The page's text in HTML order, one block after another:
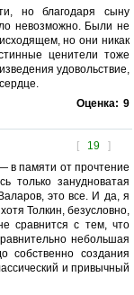
но благодаря сыну
невозможно. Были не
но они никак
ценители тоже
удовольствие,
Оценка: 9
[ 19 ]
в памяти от прочтение
только занудноватая
это все. И да, я
Толкин, безусловно,
сравнится с тем, что
небольшая
собственно создания
и привычный